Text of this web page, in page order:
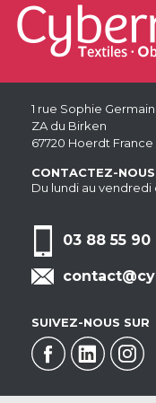
1 rue Sophie Germain
ZA du Birken
67720 Hoerdt France
CONTACTEZ-NOUS
Du lundi au vendredi
03 88 55 90
SUIVEZ-NOUS SUR